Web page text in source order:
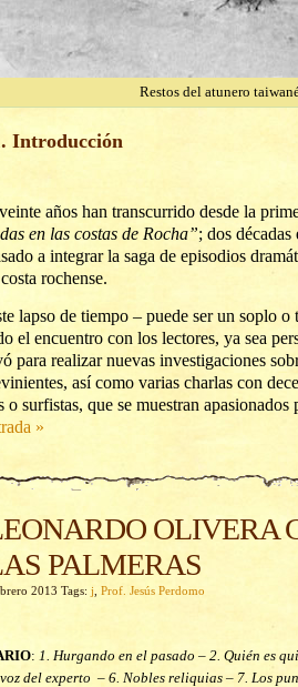
Restos del atunero
Introducción
años han transcurrido desde la
en las costas de Rocha”; dos
a integrar la saga de episodios
rochense.
lapso de tiempo – puede ser un soplo
el encuentro con los lectores, ya sea
para realizar nuevas investigaciones
así como varias charlas con
o surfistas, que se muestran
»
OLIVERA
PALMERAS
2013 Tags: j Prof. Jesús Perdomo
: 1. Hurgando en el pasado – 2. Quién es
del experto – 6. Nobles reliquias – 7. Los